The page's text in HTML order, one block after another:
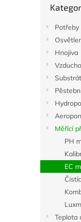
kategorie
Hnojiva
Měřící
PH
EC
Teplota